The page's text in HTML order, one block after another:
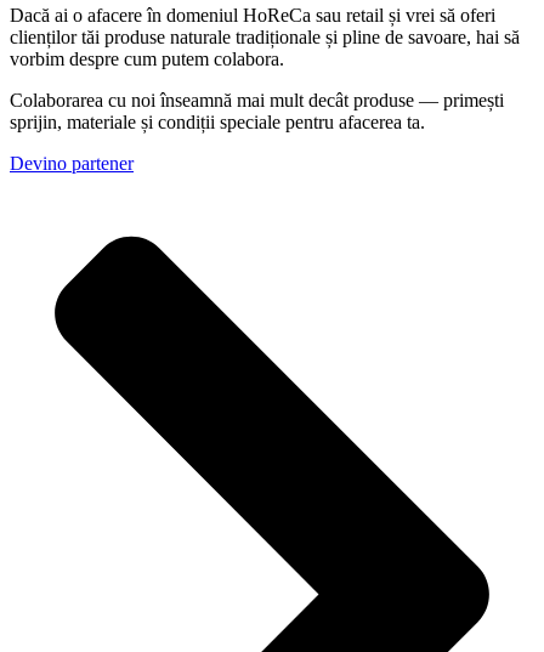
Dacă ai o afacere în domeniul HoReCa sau retail și vrei să oferi
clienților tăi produse naturale tradiționale și pline de savoare, hai să
vorbim despre cum putem colabora.
Colaborarea cu noi înseamnă mai mult decât produse — primești
sprijin, materiale și condiții speciale pentru afacerea ta.
Devino partener